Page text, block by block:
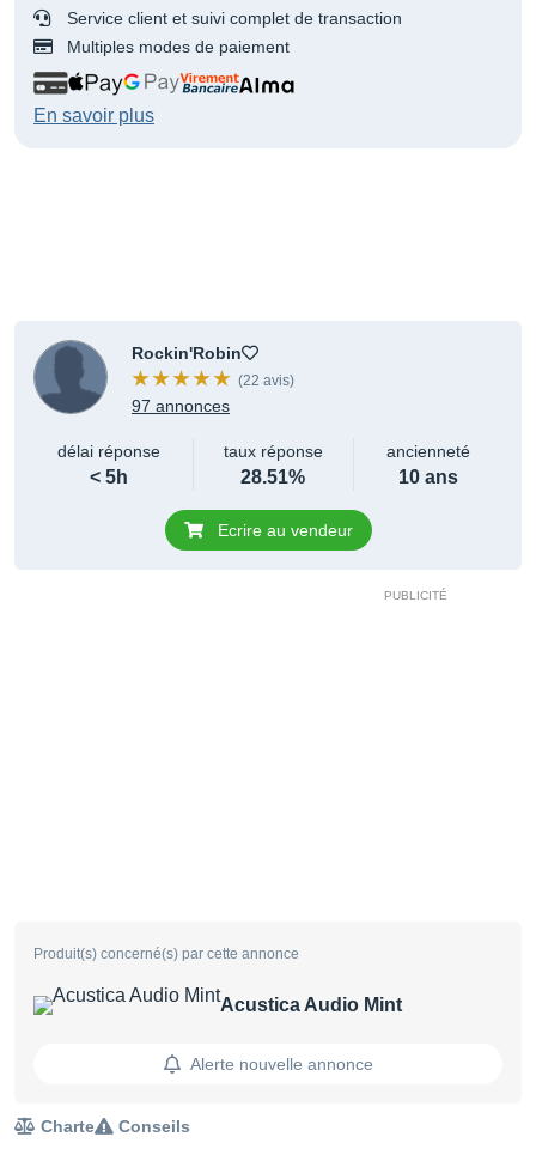
Service client et suivi complet de transaction
Multiples modes de paiement
En savoir plus
Rockin'Robin
(22 avis)
97 annonces
délai réponse
< 5h
taux réponse
28.51%
ancienneté
10 ans
Ecrire au vendeur
Produit(s) concerné(s) par cette annonce
Acustica Audio Mint
Alerte nouvelle annonce
Charte Conseils